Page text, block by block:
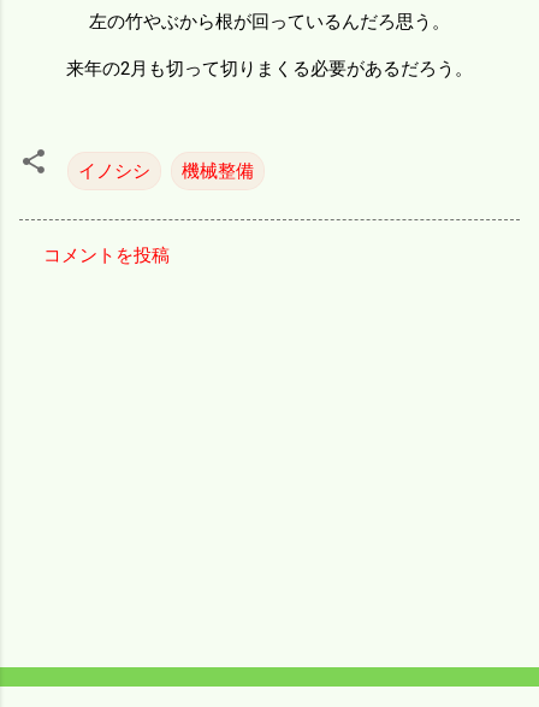
左の竹やぶから根が回っているんだろ思う。
来年の2月も切って切りまくる必要があるだろう。
イノシシ 機械整備
コメントを投稿